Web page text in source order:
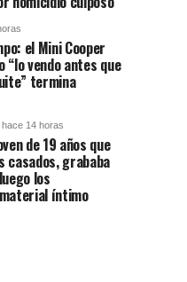
el Mini Cooper
“lo vendo antes que
termina
hace 14 horas
de 19 años que
casados, grababa
los
íntimo